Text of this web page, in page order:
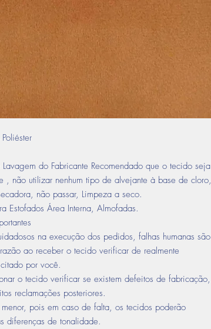
Lavagem do Fabricante Recomendado que o tecido seja
, não utilizar nenhum tipo de alvejante à base de cloro,
não passar, Limpeza a seco.
Estofados Área Interna, Almofadas.
na execução dos pedidos, falhas humanas são
ao receber o tecido verificar de realmente
por você.
o tecido verificar se existem defeitos de fabricação,
reclamações posteriores.
pois em caso de falta, os tecidos poderão
diferenças de tonalidade.